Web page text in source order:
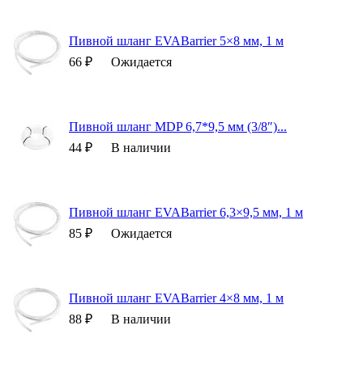
Пивной шланг EVABarrier 5×8 мм, 1 м
66 ₽
Ожидается
Пивной шланг MDP 6,7*9,5 мм (3/8″)...
44 ₽
В наличии
Пивной шланг EVABarrier 6,3×9,5 мм, 1 м
85 ₽
Ожидается
Пивной шланг EVABarrier 4×8 мм, 1 м
88 ₽
В наличии